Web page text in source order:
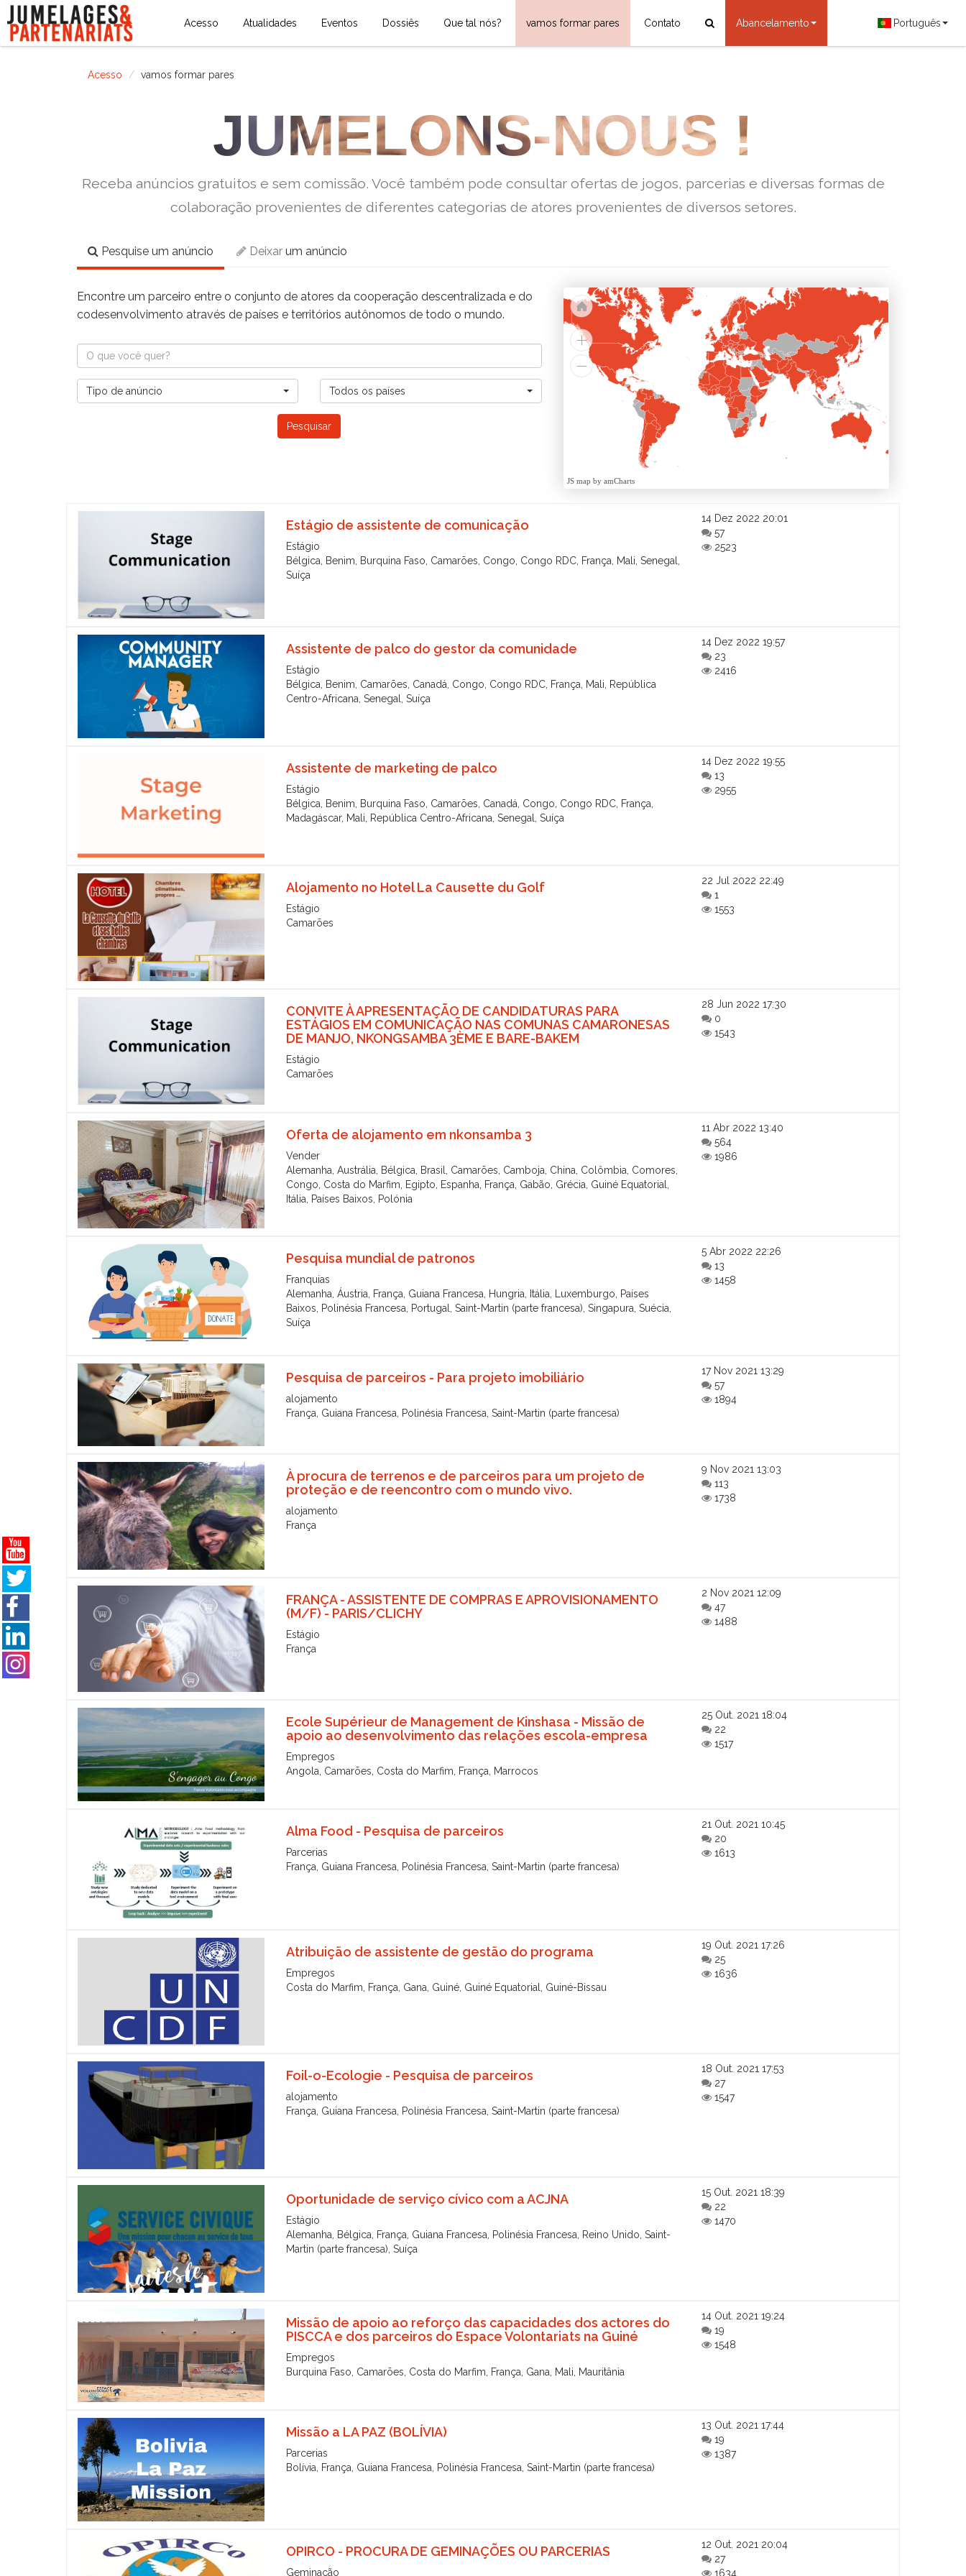
Acesso Atualidades Eventos Dossiês Que tal nós? vamos formar pares Contato Abancelamento Português
Acesso vamos formar pares
JUMELONS-NOUS !
Receba anúncios gratuitos e sem comissão. Você também pode consultar ofertas de jogos, parcerias e diversas formas de
colaboração provenientes de diferentes categorias de atores provenientes de diversos setores.
Pesquise um anúncio Deixar um anúncio
Encontre um parceiro entre o conjunto de atores da cooperação descentralizada e do
codesenvolvimento através de países e territórios autônomos de todo o mundo.
Tipo de anúncio Todos os países
JS map by amCharts
Estágio de assistente de comunicação
Estágio
Bélgica, Benim, Burquina Faso, Camarões, Congo, Congo RDC, França, Mali, Senegal,
Suíça
14 Dez 2022 20:01
57
2523
Assistente de palco do gestor da comunidade
Estágio
Bélgica, Benim, Camarões, Canadá, Congo, Congo RDC, França, Mali, República
Centro-Africana, Senegal, Suíça
14 Dez 2022 19:57
23
2416
Assistente de marketing de palco
Estágio
Bélgica, Benim, Burquina Faso, Camarões, Canadá, Congo, Congo RDC, França,
Madagáscar, Mali, República Centro-Africana, Senegal, Suíça
14 Dez 2022 19:55
13
2955
Alojamento no Hotel La Causette du Golf
Estágio
Camarões
22 Jul 2022 22:49
1
1553
CONVITE À APRESENTAÇÃO DE CANDIDATURAS PARA
ESTÁGIOS EM COMUNICAÇÃO NAS COMUNAS CAMARONESAS
DE MANJO, NKONGSAMBA 3ÈME E BARE-BAKEM
Estágio
Camarões
28 Jun 2022 17:30
0
1543
Oferta de alojamento em nkonsamba 3
Vender
Alemanha, Austrália, Bélgica, Brasil, Camarões, Camboja, China, Colômbia, Comores,
Congo, Costa do Marfim, Egipto, Espanha, França, Gabão, Grécia, Guiné Equatorial,
Itália, Países Baixos, Polónia
11 Abr 2022 13:40
564
1986
Pesquisa mundial de patronos
Franquias
Alemanha, Áustria, França, Guiana Francesa, Hungria, Itália, Luxemburgo, Países
Baixos, Polinésia Francesa, Portugal, Saint-Martin (parte francesa), Singapura, Suécia,
Suíça
5 Abr 2022 22:26
13
1458
Pesquisa de parceiros - Para projeto imobiliário
alojamento
França, Guiana Francesa, Polinésia Francesa, Saint-Martin (parte francesa)
17 Nov 2021 13:29
57
1894
À procura de terrenos e de parceiros para um projeto de
proteção e de reencontro com o mundo vivo.
alojamento
França
9 Nov 2021 13:03
113
1738
FRANÇA - ASSISTENTE DE COMPRAS E APROVISIONAMENTO
(M/F) - PARIS/CLICHY
Estágio
França
2 Nov 2021 12:09
47
1488
Ecole Supérieur de Management de Kinshasa - Missão de
apoio ao desenvolvimento das relações escola-empresa
Empregos
Angola, Camarões, Costa do Marfim, França, Marrocos
25 Out. 2021 18:04
22
1517
Alma Food - Pesquisa de parceiros
Parcerias
França, Guiana Francesa, Polinésia Francesa, Saint-Martin (parte francesa)
21 Out. 2021 10:45
20
1613
Atribuição de assistente de gestão do programa
Empregos
Costa do Marfim, França, Gana, Guiné, Guiné Equatorial, Guiné-Bissau
19 Out. 2021 17:26
25
1636
Foil-o-Ecologie - Pesquisa de parceiros
alojamento
França, Guiana Francesa, Polinésia Francesa, Saint-Martin (parte francesa)
18 Out. 2021 17:53
27
1547
Oportunidade de serviço cívico com a ACJNA
Estágio
Alemanha, Bélgica, França, Guiana Francesa, Polinésia Francesa, Reino Unido, Saint-
Martin (parte francesa), Suíça
15 Out. 2021 18:39
22
1470
Missão de apoio ao reforço das capacidades dos actores do
PISCCA e dos parceiros do Espace Volontariats na Guiné
Empregos
Burquina Faso, Camarões, Costa do Marfim, França, Gana, Mali, Mauritânia
14 Out. 2021 19:24
19
1548
Missão a LA PAZ (BOLÍVIA)
Parcerias
Bolívia, França, Guiana Francesa, Polinésia Francesa, Saint-Martin (parte francesa)
13 Out. 2021 17:44
19
1387
OPIRCO - PROCURA DE GEMINAÇÕES OU PARCERIAS
Geminação
12 Out. 2021 20:04
27
1634